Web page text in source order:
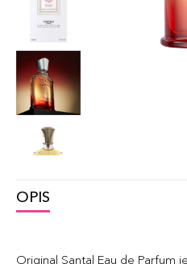
OPIS
Original Santal Eau de Parfum